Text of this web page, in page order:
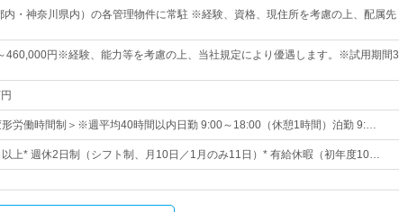
内・神奈川県内）の各管理物件に常駐 ※経験、資格、現住所を考慮の上、配属先
460,000円※経験、能力等を考慮の上、当社規定により優遇します。※試用期間3
形労働時間制＞※週平均40時間以内日勤 9:00～18:00（休憩1時間）泊勤 9:…
上* 週休2日制（シフト制、月10日／1月のみ11日）* 有給休暇（初年度10…